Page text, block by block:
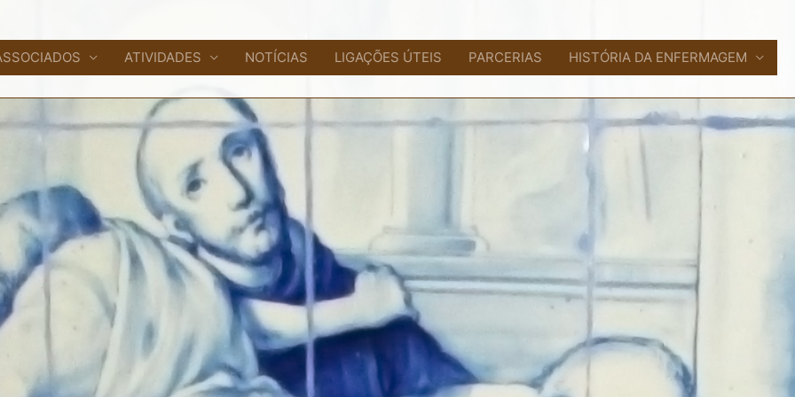
ATIVIDADES NOTÍCIAS LIGAÇÕES ÚTEIS PARCERIAS HISTÓRIA DA ENFERMAGEM